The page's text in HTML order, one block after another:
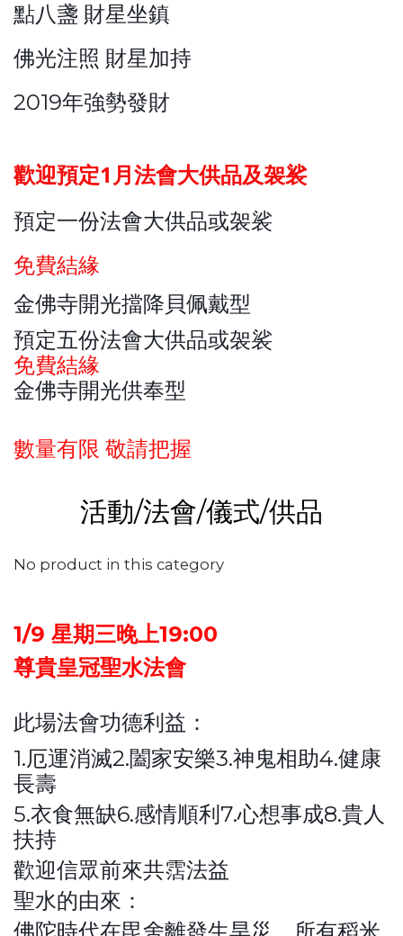
點八盞 財星坐鎮
佛光注照 財星加持
2019年強勢發財
歡迎預定1月法會大供品及袈裟
預定一份法會大供品或袈裟
免費結緣
金佛寺開光擋降貝佩戴型
預定五份法會大供品或袈裟
免費結緣
金佛寺開光供奉型
數量有限 敬請把握
活動/法會/儀式/供品
No product in this category
1/9 星期三晚上19:00
尊貴皇冠聖水法會
此場法會功德利益：
1.厄運消滅2.闔家安樂3.神鬼相助4.健康
長壽
5.衣食無缺6.感情順利7.心想事成8.貴人
扶持
歡迎信眾前來共霑法益
聖水的由來：